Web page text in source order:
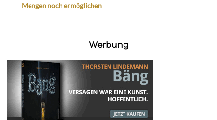
Mengen noch ermöglichen
Werbung